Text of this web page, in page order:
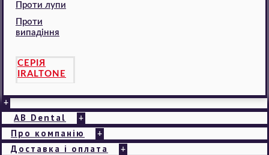
Проти лупи
Проти
випадіння
СЕРІЯ
IRALTONE
+
AB Dental +
Про компанію +
Доставка і оплата +